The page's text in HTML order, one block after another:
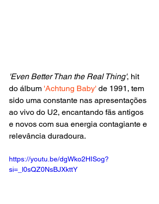
'Even Better Than the Real Thing', hit
do álbum 'Achtung Baby' de 1991, tem
sido uma constante nas apresentações
ao vivo do U2, encantando fãs antigos
e novos com sua energia contagiante e
relevância duradoura.
https://youtu.be/dgWko2HISog?
si=_l0sQZ0NsBJXkttY